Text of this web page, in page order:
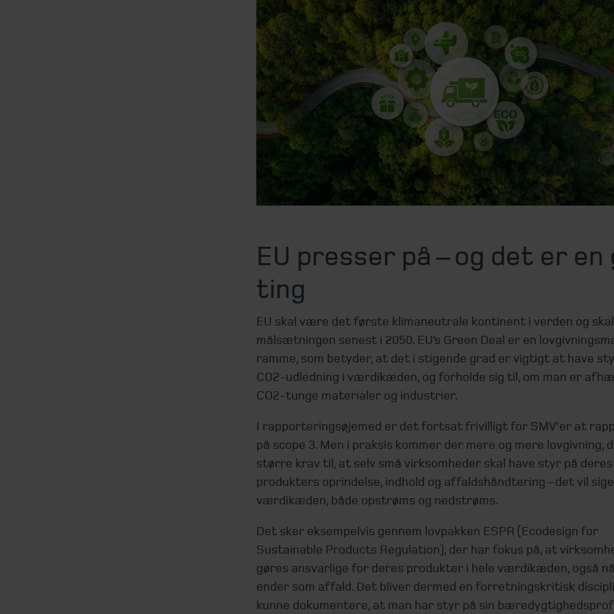
EU presser på – og det er en
ting
EU skal være det første klimaneutrale kontinent i verden og
målsætningen senest i 2050. EU’s Green Deal er en
ramme, som betyder, at det i stigende grad er vigtigt at have
CO2-udledning i værdikæden, og forholde sig til, om man er
CO2-tunge materialer og industrier.
I rapporteringsøjemed er det fortsat frivilligt for SMV’er at
på scope 3. Men i praksis kommer der mere og mere lovgivning,
større krav til, at selv små virksomheder skal have styr på deres
produkters oprindelse, indhold og affaldshåndtering – det vil
værdikæden, både opstrøms og nedstrøms.
Det sker eksempelvis gennem lovpakken ESPR (Ecodesign for
Sustainable Products Regulation), der har fokus på, at
gøres ansvarlige for deres produkter i hele værdikæden, også
ender som affald. Det bliver dermed en forretningskritisk
kunne dokumentere, at man har styr på sin